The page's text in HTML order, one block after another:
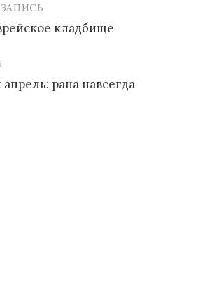
кладбище
рана навсегда